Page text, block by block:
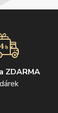
ZDARMA